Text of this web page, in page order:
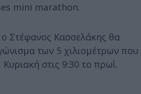
mini marathon.
Στέφανος Κασσελάκης θα
των 5 χιλιομέτρων που
Κυριακή στις 9:30 το πρωί.